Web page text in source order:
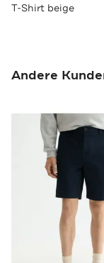
T-Shirt beige
Andere